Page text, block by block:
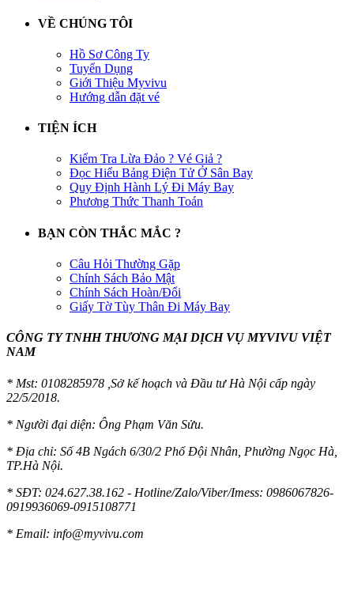
VỀ CHÚNG TÔI
Hồ Sơ Công Ty
Tuyển Dụng
Giới Thiệu Myvivu
Hướng dẫn đặt vé
TIỆN ÍCH
Kiểm Tra Lừa Đảo ? Vé Giả ?
Đọc Hiểu Bảng Điện Tử Ở Sân Bay
Quy Định Hành Lý Đi Máy Bay
Phương Thức Thanh Toán
BẠN CÒN THẮC MẮC ?
Câu Hỏi Thường Gặp
Chính Sách Bảo Mật
Chính Sách Hoàn/Đổi
Giấy Tờ Tùy Thân Đi Máy Bay
CÔNG TY TNHH THƯƠNG MẠI DỊCH VỤ MYVIVU VIỆT
NAM
* Mst: 0108285978 ,Sở kế hoạch và Đầu tư Hà Nội cấp ngày
22/5/2018.
* Người đại diện: Ông Phạm Văn Sửu.
* Địa chỉ: Số 4B Ngách 6/30/2 Phố Đội Nhân, Phường Ngọc Hà,
TP.Hà Nội.
* SĐT: 024.627.38.162 - Hotline/Zalo/Viber/Imess: 0986067826-
0919936069-0915108771
* Email: info@myvivu.com